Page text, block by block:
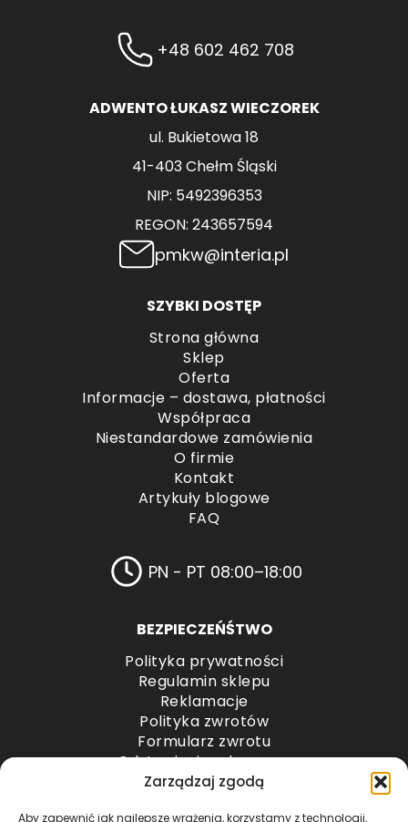
Zarządzaj zgodą
Aby zapewnić jak najlepsze wrażenia, korzystamy z technologii,
+48 602 462 708
ADWENTO ŁUKASZ WIECZOREK
ul. Bukietowa 18
41-403 Chełm Śląski
NIP: 5492396353
REGON: 243657594
pmkw@interia.pl
SZYBKI DOSTĘP
Strona główna
Sklep
Oferta
Informacje – dostawa, płatności
Współpraca
Niestandardowe zamówienia
O firmie
Kontakt
Artykuły blogowe
FAQ
PN - PT 08:00–18:00
BEZPIECZEŃŚTWO
Polityka prywatności
Regulamin sklepu
Reklamacje
Polityka zwrotów
Formularz zwrotu
Odstąpienie od umowy
Odstąpienie od umowy – przesyłki paletowe